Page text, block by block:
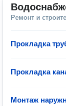
Ремонт и
Прокладка
Прокладка
Монтаж